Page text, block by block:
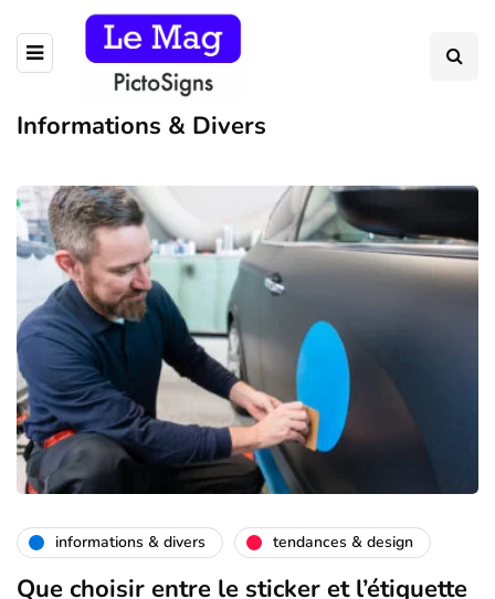
Informations & Divers
informations & divers tendances & design
Que choisir entre le sticker et l’étiquette